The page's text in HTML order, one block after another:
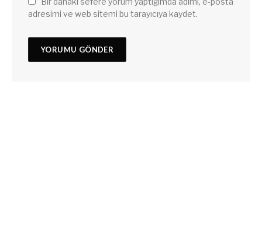
adresimi ve web sitemi bu tarayıcıya kaydet.